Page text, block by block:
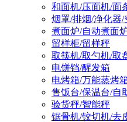
和面机/压面机/面
烟罩/排烟/净化器/
煮面炉/自动煮面
留样柜/留样秤
取筷机/取勺机/取
电饼铛/醒发箱
电烤箱/万能蒸烤
售饭台/保温台/自
验货秤/智能秤
锯骨机/铰切机/去